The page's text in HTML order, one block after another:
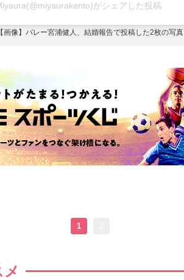
がシェアした投稿
【画像】バレー宮浦健人、結婚報告で投稿した2枚の写真
1